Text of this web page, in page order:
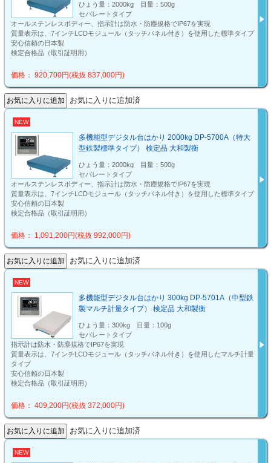
ひょう量：2000kg 目量：500g
セパレートタイプ
オールステンレスボディー、指示計は防水・防塵規格でIP67を実現
質量表示は、7インチLCDモジュール（タッチパネル付き）を使用した標準タイプ
安心信頼の日本製
検定合格品（取引証明用）
価格： 920,700円(税抜 837,000円)
お気に入りに追加済
NEW
多機能型デジタル台はかり 2000kg DP-5700A（特大
型鉄製標準タイプ） 検定品 大和製衡
ひょう量：2000kg 目量：500g
セパレートタイプ
オールステンレスボディー、指示計は防水・防塵規格でIP67を実現
質量表示は、7インチLCDモジュール（タッチパネル付き）を使用した標準タイプ
安心信頼の日本製
検定合格品（取引証明用）
価格： 1,091,200円(税抜 992,000円)
お気に入りに追加済
NEW
多機能型デジタル台はかり 300kg DP-5701A（中型鉄
製マルチ計量タイプ） 検定品 大和製衡
ひょう量：300kg 目量：100g
セパレートタイプ
指示計は防水・防塵規格でIP67を実現
質量表示は、7インチLCDモジュール（タッチパネル付き）を使用したマルチ計量
タイプ
安心信頼の日本製
検定合格品（取引証明用）
価格： 409,200円(税抜 372,000円)
お気に入りに追加済
NEW